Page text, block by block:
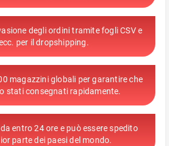
degli ordini tramite fogli CSV e
per il dropshipping.
magazzini globali per garantire che
stati consegnati rapidamente.
entro 24 ore e può essere spedito
parte dei paesi del mondo.